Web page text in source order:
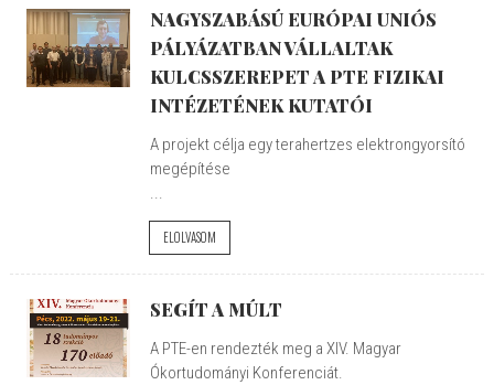
NAGYSZABÁSÚ EURÓPAI UNIÓS
PÁLYÁZATBAN VÁLLALTAK
KULCSSZEREPET A PTE FIZIKAI
INTÉZETÉNEK KUTATÓI
A projekt célja egy terahertzes elektrongyorsító
megépítése
...
ELOLVASOM
SEGÍT A MÚLT
A PTE-en rendezték meg a XIV. Magyar
Ókortudományi Konferenciát.